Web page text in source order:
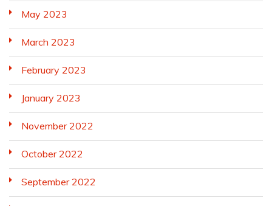
May 2023
March 2023
February 2023
January 2023
November 2022
October 2022
September 2022